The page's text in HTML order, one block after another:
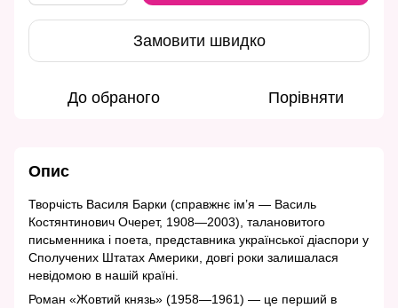
Замовити швидко
До обраного Порівняти
Опис
Творчість Василя Барки (справжнє ім’я — Василь
Костянтинович Очерет, 1908—2003), талановитого
письменника і поета, представника української діаспори у
Сполучених Штатах Америки, довгі роки залишалася
невідомою в нашій країні.
Роман «Жовтий князь» (1958—1961) — це перший в